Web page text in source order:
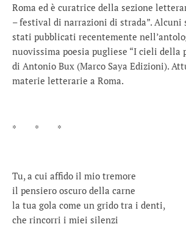
Roma ed è curatrice della sezione
– festival di narrazioni di strada”.
stati pubblicati recentemente
nuovissima poesia pugliese “I cieli della
di Antonio Bux (Marco Saya Edizioni).
materie letterarie a Roma.
* * *
Tu, a cui affido il mio tremore
il pensiero oscuro della carne
la tua gola come un grido tra i denti,
che rincorri i miei silenzi